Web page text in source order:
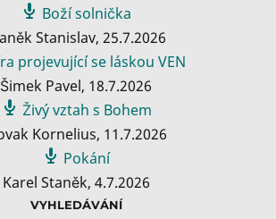
Boží solnička
Stanislav, 25.7.2026
projevující se láskou VEN
Šimek Pavel, 18.7.2026
Živý vztah s Bohem
Kornelius, 11.7.2026
Pokání
Karel Staněk, 4.7.2026
VYHLEDÁVÁNÍ